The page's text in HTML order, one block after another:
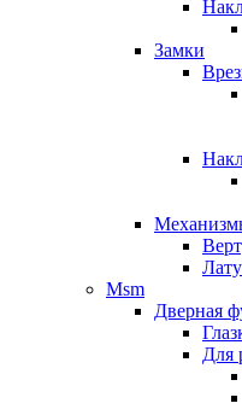
Замки
Msm
Дверная
Для